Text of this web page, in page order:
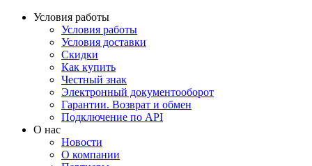
Условия работы
Условия работы
Условия доставки
Скидки
Как купить
Честный знак
Электронный документооборот
Гарантии. Возврат и обмен
Подключение по API
О нас
Новости
О компании